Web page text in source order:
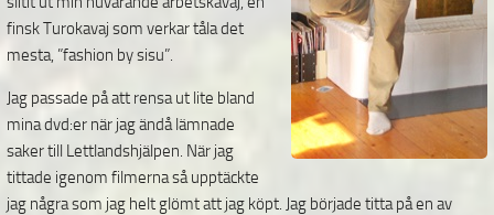
finsk Turokavaj som verkar tåla det
mesta, ”fashion by sisu”.
Jag passade på att rensa ut lite bland
mina dvd:er när jag ändå lämnade
saker till Lettlandshjälpen. När jag
tittade igenom filmerna så upptäckte
jag några som jag helt glömt att jag köpt. Jag började titta på en av